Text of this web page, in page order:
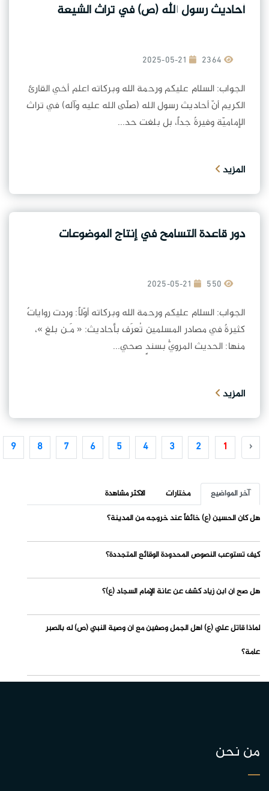
أحاديث رسول الله (ص) في تراث الشيعة
2025-05-21
الجواب: السلام عليكم ورحمة الله وبركاته اعلم أخي القارئ
الكريم أنّ أحاديث رسول الله (صلّى الله عليه وآله) في تراث
الإماميّة وفيرةٌ جداً، بل بلغت حد...
المزيد
دور قاعدة التسامح في إنتاج الموضوعات
2025-05-21
الجواب: السلام عليكم ورحمة الله وبركاته أوّلاً: وردت رواياتٌ
كثيرةٌ في مصادر المسلمين تُعرَف بأحاديث: « مَـن بلغ »،
منها: الحديث المرويُّ بسندٍ صحي...
المزيد
‹
1
2
3
4
5
6
7
8
9
آخر المواضيع مختارات
الاكثر مشاهدة
هل كان الحسين (ع) خائفاً عند خروجه من المدينة؟
كيف تستوعب النصوص المحدودة الوقائع المتجددة؟
هل صح أن ابن زياد كشف عن عانة الإمام السجاد (ع)؟
لماذا قاتل علي (ع) أهل الجمل وصفين مع أن وصية النبي (ص) له بالصبر
عامة؟
من نحن